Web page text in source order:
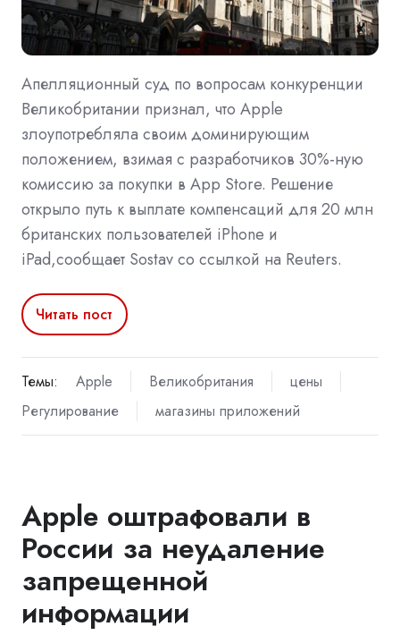
Апелляционный суд по вопросам конкуренции
Великобритании признал, что Apple
злоупотребляла своим доминирующим
положением, взимая с разработчиков 30%-ную
комиссию за покупки в App Store. Решение
открыло путь к выплате компенсаций для 20 млн
британских пользователей iPhone и
iPad,сообщает Sostav со ссылкой на Reuters.
Читать пост
Темы: Apple Великобритания
цены
Регулирование
магазины приложений
Apple оштрафовали в
России за неудаление
запрещенной
информации